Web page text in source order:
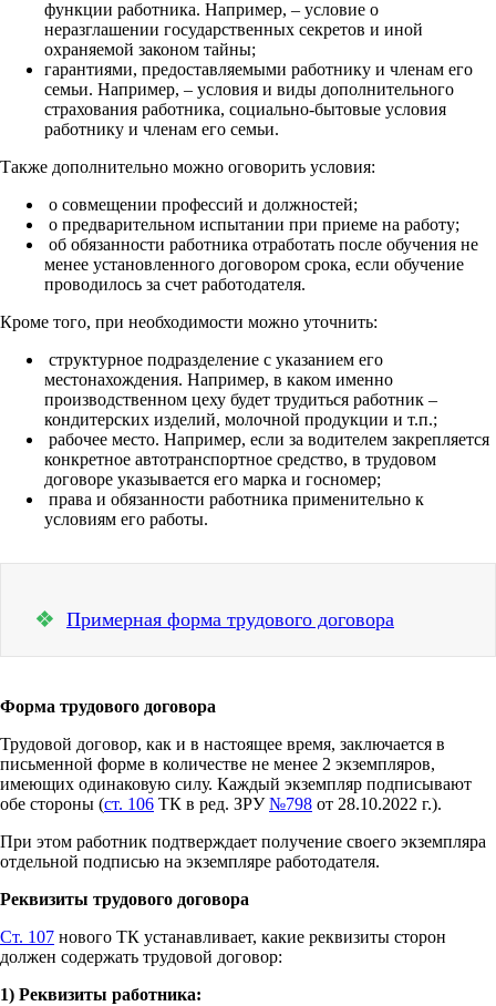
функции работника. Например, – условие о
неразглашении государственных секретов и иной
охраняемой законом тайны;
гарантиями, предоставляемыми работнику и членам его
семьи. Например, – условия и виды дополнительного
страхования работника, социально-бытовые условия
работнику и членам его семьи.
Также дополнительно можно оговорить условия:
о совмещении профессий и должностей;
о предварительном испытании при приеме на работу;
об обязанности работника отработать после обучения не
менее установленного договором срока, если обучение
проводилось за счет работодателя.
Кроме того, при необходимости можно уточнить:
структурное подразделение с указанием его
местонахождения. Например, в каком именно
производственном цеху будет трудиться работник –
кондитерских изделий, молочной продукции и т.п.;
рабочее место. Например, если за водителем закрепляется
конкретное автотранспортное средство, в трудовом
договоре указывается его марка и госномер;
права и обязанности работника применительно к
условиям его работы.
❖ Примерная форма трудового договора
Форма трудового договора
Трудовой договор, как и в настоящее время, заключается в
письменной форме в количестве не менее 2 экземпляров,
имеющих одинаковую силу. Каждый экземпляр подписывают
обе стороны (ст. 106 ТК в ред. ЗРУ№798 от 28.10.2022 г.).
При этом работник подтверждает получение своего экземпляра
отдельной подписью на экземпляре работодателя.
Реквизиты трудового договора
Ст. 107 нового ТК устанавливает, какие реквизиты сторон
должен содержать трудовой договор:
1) Реквизиты работника: